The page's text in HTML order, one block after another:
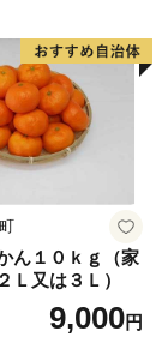
を運んでみ
ん１０ｋｇ（家
Ｌ又は３Ｌ）
9,000円